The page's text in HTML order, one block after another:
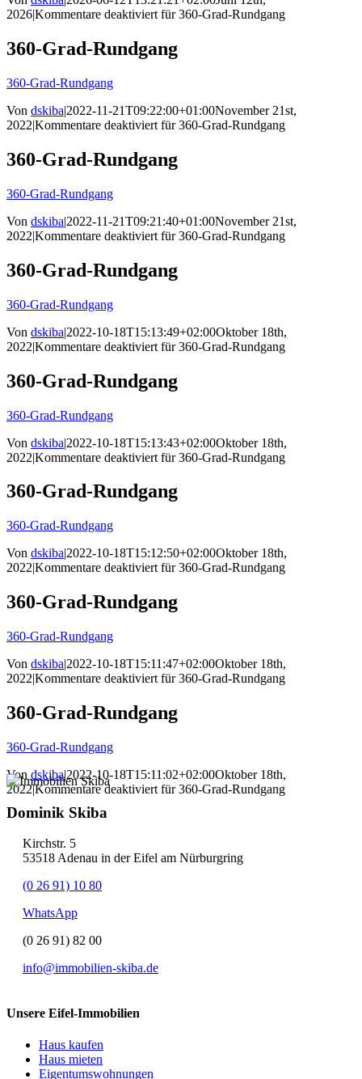
2026|Kommentare deaktiviert für 360-Grad-Rundgang
360-Grad-Rundgang
360-Grad-Rundgang
Von dskiba|2022-11-21T09:22:00+01:00November 21st,
2022|Kommentare deaktiviert für 360-Grad-Rundgang
360-Grad-Rundgang
360-Grad-Rundgang
Von dskiba|2022-11-21T09:21:40+01:00November 21st,
2022|Kommentare deaktiviert für 360-Grad-Rundgang
360-Grad-Rundgang
360-Grad-Rundgang
Von dskiba|2022-10-18T15:13:49+02:00Oktober 18th,
2022|Kommentare deaktiviert für 360-Grad-Rundgang
360-Grad-Rundgang
360-Grad-Rundgang
Von dskiba|2022-10-18T15:13:43+02:00Oktober 18th,
2022|Kommentare deaktiviert für 360-Grad-Rundgang
360-Grad-Rundgang
360-Grad-Rundgang
Von dskiba|2022-10-18T15:12:50+02:00Oktober 18th,
2022|Kommentare deaktiviert für 360-Grad-Rundgang
360-Grad-Rundgang
360-Grad-Rundgang
Von dskiba|2022-10-18T15:11:47+02:00Oktober 18th,
2022|Kommentare deaktiviert für 360-Grad-Rundgang
360-Grad-Rundgang
360-Grad-Rundgang
Von dskiba|2022-10-18T15:11:02+02:00Oktober 18th,
2022|Kommentare deaktiviert für 360-Grad-Rundgang
Dominik Skiba
Kirchstr. 5
53518 Adenau in der Eifel am Nürburgring
(0 26 91) 10 80
WhatsApp
(0 26 91) 82 00
info@immobilien-skiba.de
Unsere Eifel-Immobilien
Haus kaufen
Haus mieten
Eigentumswohnungen